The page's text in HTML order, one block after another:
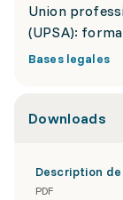
Union
(UPSA):
Bases legales
Downloads
Description de
PDF